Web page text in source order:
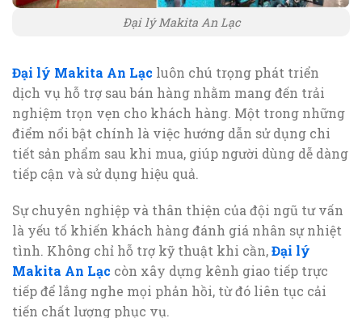
Đại lý Makita An Lạc
Đại lý Makita An Lạc luôn chú trọng phát triển
dịch vụ hỗ trợ sau bán hàng nhằm mang đến trải
nghiệm trọn vẹn cho khách hàng. Một trong những
điểm nổi bật chính là việc hướng dẫn sử dụng chi
tiết sản phẩm sau khi mua, giúp người dùng dễ dàng
tiếp cận và sử dụng hiệu quả.
Sự chuyên nghiệp và thân thiện của đội ngũ tư vấn
là yếu tố khiến khách hàng đánh giá nhân sự nhiệt
tình. Không chỉ hỗ trợ kỹ thuật khi cần,Đại lý
Makita An Lạc còn xây dựng kênh giao tiếp trực
tiếp để lắng nghe mọi phản hồi, từ đó liên tục cải
tiến chất lượng phục vụ.